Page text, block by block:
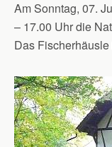
Am Sonntag, 07.
– 17.00 Uhr die
Das